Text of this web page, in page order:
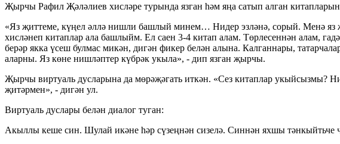
Җырчы Рафил Җәләлиев хисләре турында язган һәм яңа сатып алган
«Яз җиттеме, күңел әллә нишли башлый минем… Нидер эзләнә, сорый. Менә яз
хисләнеп китаплар ала башлыйм. Ел саен 3-4 китап алам. Төрлесеннән алам,
берәр якка үсеш булмас микән, дигән фикер белән алына. Калганнары,
аларны. Яз көне нишләптер күбрәк укыла», - дип язган җырчы.
Җырчы виртуаль дусларына да мөрәҗәгать иткән. «Сез китаплар укыйсызмы?
җитәрмен», - дигән ул.
Виртуаль дуслары белән диалог туган:
Акыллы кеше син. Шулай икәне һәр сүзеңнән сизелә. Синнән яхшы тәнкыйтьче